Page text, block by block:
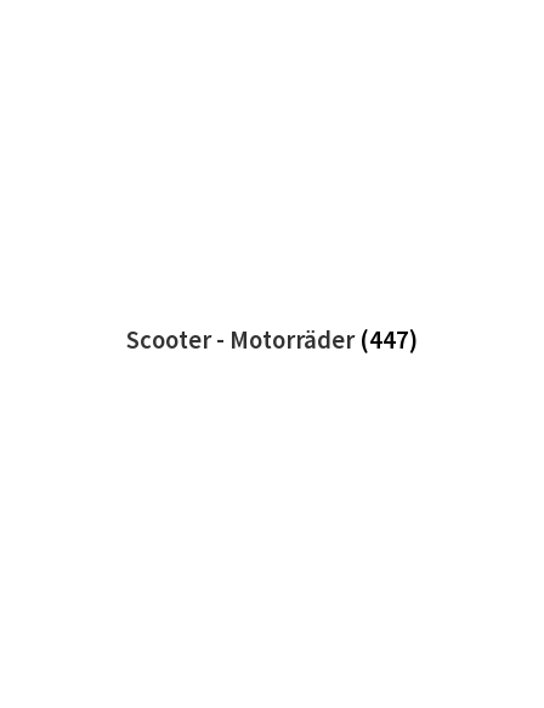
Scooter - Motorräder(447)